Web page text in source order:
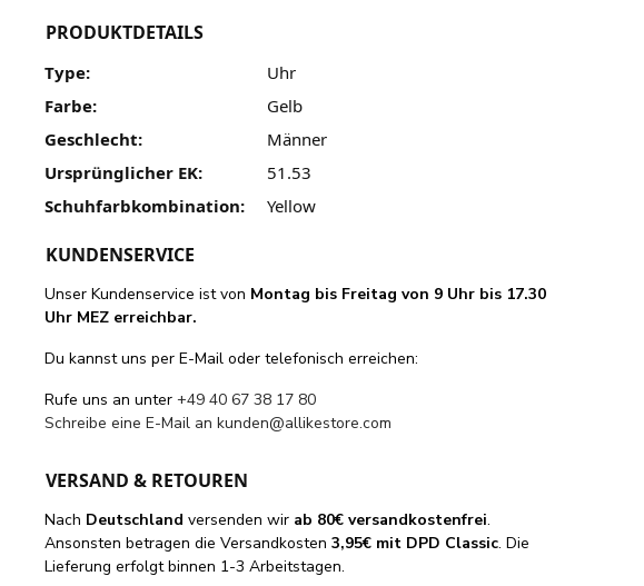
PRODUKTDETAILS
Type:
Uhr
Farbe:
Gelb
Geschlecht:
Männer
Ursprünglicher EK:
51.53
Schuhfarbkombination:
Yellow
KUNDENSERVICE
Unser Kundenservice ist von Montag bis Freitag von 9 Uhr bis 17.30
Uhr MEZ erreichbar.
Du kannst uns per E-Mail oder telefonisch erreichen:
Rufe uns an unter+49 40 67 38 17 80
Schreibe eine E-Mail ankunden@allikestore.com
VERSAND & RETOUREN
Nach Deutschland versenden wir ab 80€ versandkostenfrei.
Ansonsten betragen die Versandkosten3,95€ mit DPD Classic. Die
Lieferung erfolgt binnen 1-3 Arbeitstagen.